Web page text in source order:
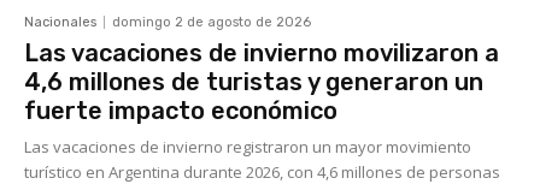
Nacionales domingo 2 de agosto de 2026
Las vacaciones de invierno movilizaron a
4,6 millones de turistas y generaron un
fuerte impacto económico
Las vacaciones de invierno registraron un mayor movimiento
turístico en Argentina durante 2026, con 4,6 millones de personas